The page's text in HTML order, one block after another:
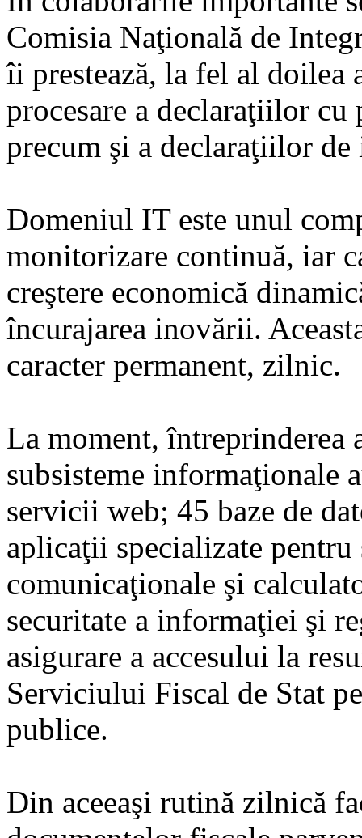
Comisia Naţională de
îi prestează, la fel al doilea
procesare a declaraţiilor
precum şi a declaraţiilor de
Domeniul IT este unul
monitorizare continuă, iar
creştere economică
încurajarea inovării.
caracter permanent, zilnic.
La moment, întreprinderea
subsisteme informaţionale
servicii web; 45 baze de
aplicaţii specializate pentru
comunicaţionale şi
securitate a informaţiei şi
asigurare a accesului la
Serviciului Fiscal de Stat
publice.
Din aceeaşi rutină zilnică